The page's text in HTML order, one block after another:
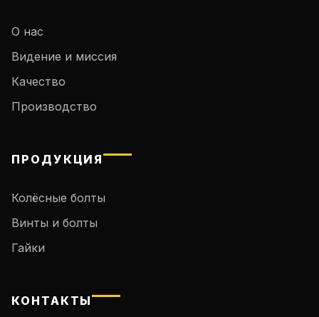
О нас
Видение и миссия
Качество
Производство
ПРОДУКЦИЯ
Колёсные болты
Винты и болты
Гайки
КОНТАКТЫ